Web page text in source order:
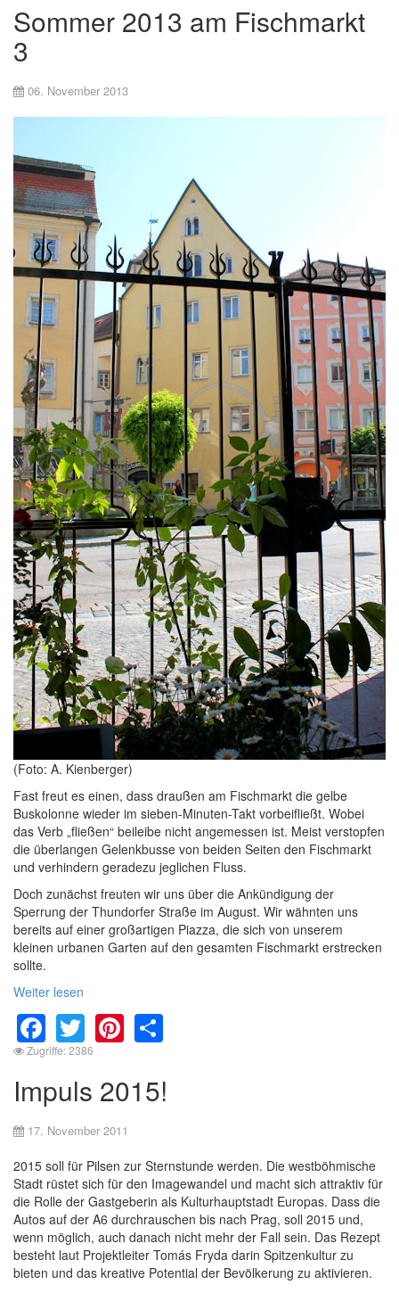
Sommer 2013 am Fischmarkt
3
06. November 2013
(Foto: A. Kienberger)
Fast freut es einen, dass draußen am Fischmarkt die gelbe
Buskolonne wieder im sieben-Minuten-Takt vorbeifließt. Wobei
das Verb „fließen“ beileibe nicht angemessen ist. Meist verstopfen
die überlangen Gelenkbusse von beiden Seiten den Fischmarkt
und verhindern geradezu jeglichen Fluss.
Doch zunächst freuten wir uns über die Ankündigung der
Sperrung der Thundorfer Straße im August. Wir wähnten uns
bereits auf einer großartigen Piazza, die sich von unserem
kleinen urbanen Garten auf den gesamten Fischmarkt erstrecken
sollte.
Weiter lesen
Facebook
TwitterPinterest
Zugriffe: 2386
Impuls 2015!
17. November 2011
2015 soll für Pilsen zur Sternstunde werden. Die westböhmische
Stadt rüstet sich für den Imagewandel und macht sich attraktiv für
die Rolle der Gastgeberin als Kulturhauptstadt Europas. Dass die
Autos auf der A6 durchrauschen bis nach Prag, soll 2015 und,
wenn möglich, auch danach nicht mehr der Fall sein. Das Rezept
besteht laut Projektleiter Tomás Fryda darin Spitzenkultur zu
bieten und das kreative Potential der Bevölkerung zu aktivieren.